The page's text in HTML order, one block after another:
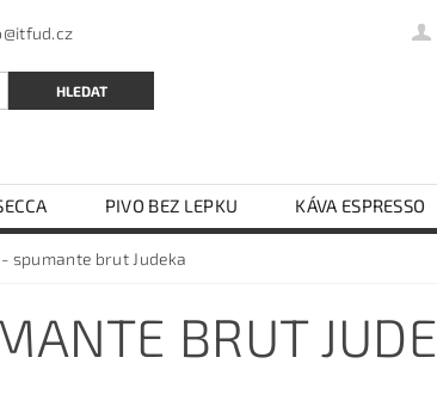
PIVO BEZ LEPKU
KÁVA ESPRESSO
TĚSTOVINY VAJEČNÉ
spumante brut Judeka
BRUT